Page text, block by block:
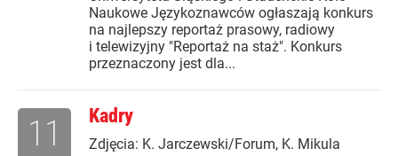
Naukowe Językoznawców ogłaszają konkurs
na najlepszy reportaż prasowy, radiowy
i telewizyjny "Reportaż na staż". Konkurs
przeznaczony jest dla...
Kadry
Zdjęcia: K. Jarczewski/Forum, K. Mikula
11